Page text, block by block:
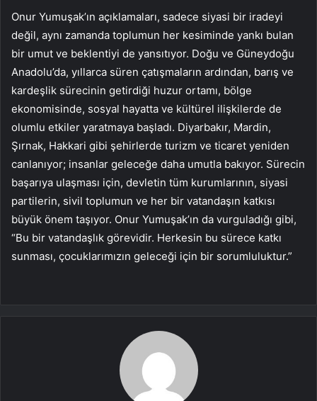
Onur Yumuşak’ın açıklamaları, sadece siyasi bir iradeyi
değil, aynı zamanda toplumun her kesiminde yankı bulan
bir umut ve beklentiyi de yansıtıyor. Doğu ve Güneydoğu
Anadolu’da, yıllarca süren çatışmaların ardından, barış ve
kardeşlik sürecinin getirdiği huzur ortamı, bölge
ekonomisinde, sosyal hayatta ve kültürel ilişkilerde de
olumlu etkiler yaratmaya başladı. Diyarbakır, Mardin,
Şırnak, Hakkari gibi şehirlerde turizm ve ticaret yeniden
canlanıyor; insanlar geleceğe daha umutla bakıyor. Sürecin
başarıya ulaşması için, devletin tüm kurumlarının, siyasi
partilerin, sivil toplumun ve her bir vatandaşın katkısı
büyük önem taşıyor. Onur Yumuşak’ın da vurguladığı gibi,
“Bu bir vatandaşlık görevidir. Herkesin bu sürece katkı
sunması, çocuklarımızın geleceği için bir sorumluluktur.”